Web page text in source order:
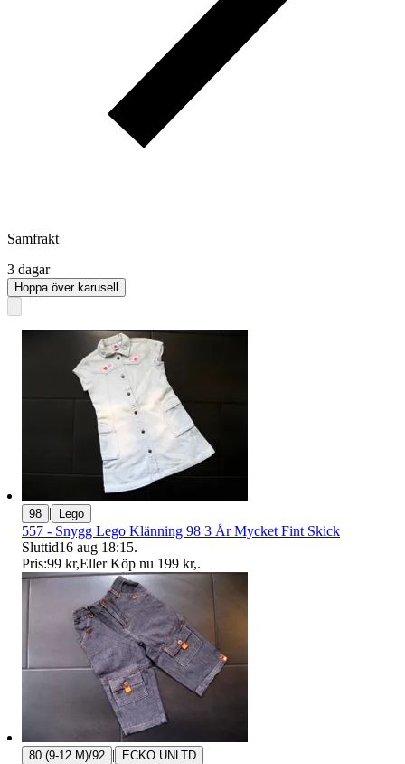
Samfrakt
3 dagar
Hoppa över karusell
98 | Lego
557 - Snygg Lego Klänning 98 3 År Mycket Fint Skick
Sluttid16 aug 18:15.
Pris:99 kr,Eller Köp nu 199 kr,.
80 (9-12 M)/92 | ECKO UNLTD